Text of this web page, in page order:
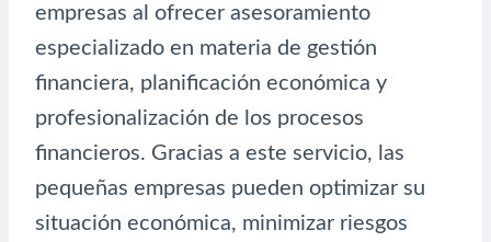
empresas al ofrecer asesoramiento
especializado en materia de gestión
financiera, planificación económica y
profesionalización de los procesos
financieros. Gracias a este servicio, las
pequeñas empresas pueden optimizar su
situación económica, minimizar riesgos